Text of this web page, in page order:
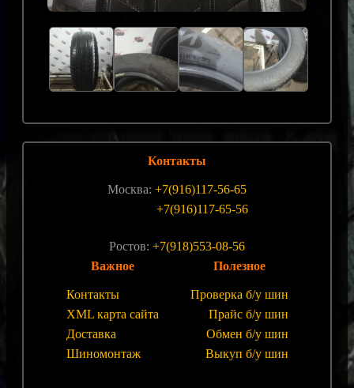
Контакты
Москва: +7(916)117-56-65
+7(916)117-65-56
Ростов: +7(918)553-08-56
Важное
Контакты
XML карта сайта
Доставка
Шиномонтаж
Полезное
Проверка б/у шин
Прайс б/у шин
Обмен б/у шин
Выкуп б/у шин